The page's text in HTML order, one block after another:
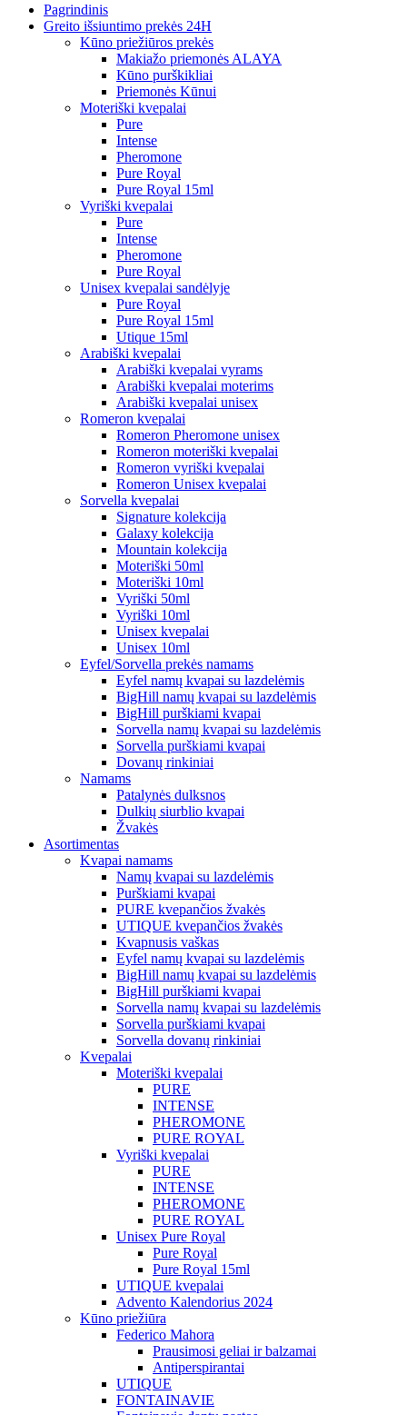
Pagrindinis
Greito išsiuntimo prekės 24H
Kūno priežiūros prekės
Makiažo priemonės ALAYA
Kūno purškikliai
Priemonės Kūnui
Moteriški kvepalai
Pure
Intense
Pheromone
Pure Royal
Pure Royal 15ml
Vyriški kvepalai
Pure
Intense
Pheromone
Pure Royal
Unisex kvepalai sandėlyje
Pure Royal
Pure Royal 15ml
Utique 15ml
Arabiški kvepalai
Arabiški kvepalai vyrams
Arabiški kvepalai moterims
Arabiški kvepalai unisex
Romeron kvepalai
Romeron Pheromone unisex
Romeron moteriški kvepalai
Romeron vyriški kvepalai
Romeron Unisex kvepalai
Sorvella kvepalai
Signature kolekcija
Galaxy kolekcija
Mountain kolekcija
Moteriški 50ml
Moteriški 10ml
Vyriški 50ml
Vyriški 10ml
Unisex kvepalai
Unisex 10ml
Eyfel/Sorvella prekės namams
Eyfel namų kvapai su lazdelėmis
BigHill namų kvapai su lazdelėmis
BigHill purškiami kvapai
Sorvella namų kvapai su lazdelėmis
Sorvella purškiami kvapai
Dovanų rinkiniai
Namams
Patalynės dulksnos
Dulkių siurblio kvapai
Žvakės
Asortimentas
Kvapai namams
Namų kvapai su lazdelėmis
Purškiami kvapai
PURE kvepančios žvakės
UTIQUE kvepančios žvakės
Kvapnusis vaškas
Eyfel namų kvapai su lazdelėmis
BigHill namų kvapai su lazdelėmis
BigHill purškiami kvapai
Sorvella namų kvapai su lazdelėmis
Sorvella purškiami kvapai
Sorvella dovanų rinkiniai
Kvepalai
Moteriški kvepalai
PURE
INTENSE
PHEROMONE
PURE ROYAL
Vyriški kvepalai
PURE
INTENSE
PHEROMONE
PURE ROYAL
Unisex Pure Royal
Pure Royal
Pure Royal 15ml
UTIQUE kvepalai
Advento Kalendorius 2024
Kūno priežiūra
Federico Mahora
Prausimosi geliai ir balzamai
Antiperspirantai
UTIQUE
FONTAINAVIE